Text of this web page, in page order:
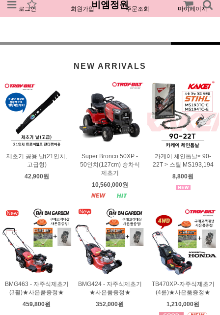
로그인 회원가입 주문조회 마이페이지
비엠정원
NEW ARRIVALS
제초기 공용 날(21인치,
고급형)
42,900원
Super Bronco 50XP -
50인치(127cm) 승차식
제초기
10,560,000원
카케이 체인톱날< 90-
22T > 스틸 MS193,194
8,800원
BMG463 - 자주식제초기
(3휠)★사은품증정★
459,800원
BMG424 - 자주식제초기
★사은품증정★
352,000원
TB470XP-자주식제초기
(4륜)★사은품증정★
1,210,000원